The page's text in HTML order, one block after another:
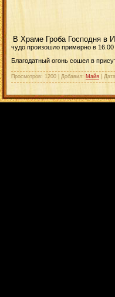
В Храме Гроба Господня в
чудо произошло примерно в
Благодатный огонь сошел в
Просмотров: 1200 | Добавил: Майя |